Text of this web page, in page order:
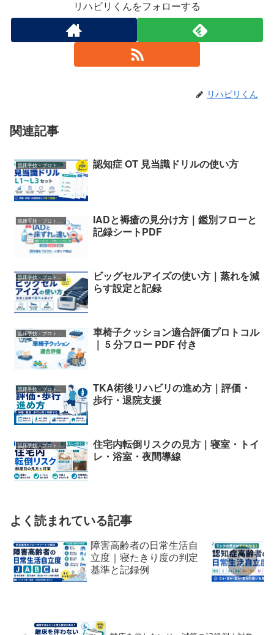
リハビリくんをフォローする
リハビリくん
関連記事
臨床手技・プロトコル 認知症 OT 見当識ドリルの使い方
臨床手技・プロトコル
IADと褥瘡の見分け方｜鑑別フローと
記録シートPDF
臨床手技・プロトコル
ビッグセルアイズの使い方｜蒸れを減
らす設定と記録
車椅子クッション適合評価プロトコル
｜ 5 分フロー PDF 付き
臨床手技・プロトコル
TKA術後リハビリの進め方｜評価・
歩行・退院支援
臨床手技・プロトコル
住宅内転倒リスクの見方｜寝室・トイ
レ・浴室・夜間導線
よく読まれている記事
障害高齢者の日常生活自
立度｜寝たきり度の判定
基準と記録例